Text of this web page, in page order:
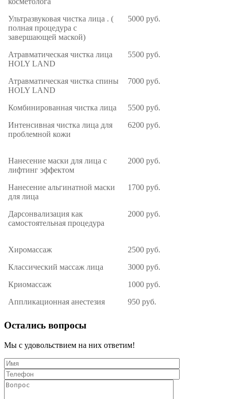
Ультразвуковая чистка лица . (
полная процедура с
завершающей маской)
5000 руб.
Атравматическая чистка лица
HOLY LAND
5500 руб.
Атравматическая чистка спины
HOLY LAND
7000 руб.
Комбинированная чистка лица
5500 руб.
Интенсивная чистка лица для
проблемной кожи
6200 руб.
Нанесение маски для лица с
лифтинг эффектом
2000 руб.
Нанесение альгинатной маски
для лица
1700 руб.
Дарсонвализация как
самостоятельная процедура
2000 руб.
Хиромассаж
2500 руб.
Классический массаж лица
3000 руб.
Криомассаж
1000 руб.
Аппликационная анестезия
950 руб.
Остались вопросы
Мы с удовольствием на них ответим!